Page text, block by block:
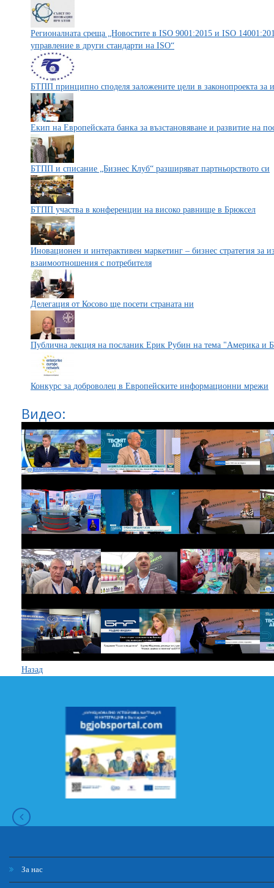
Регионалната среща „Новостите в ISO 9001:2015 и ISO
управление в други стандарти на ISO“
БТПП принципно споделя заложените цели в законопроекта
Екип на Европейската банка за възстановяване и развитие на
БТПП и списание „Бизнес Клуб“ разширяват партньорството си
БТПП участва в конференции на високо равнище в Брюксел
Иновационен и интерактивен маркетинг – бизнес стратегия за
взаимоотношения с потребителя
Делегация от Косово ще посети страната ни
Публична лекция на посланик Ерик Рубин на тема "Америка и
Конкурс за доброволец в Европейските информационни мрежи
Видео:
Назад
За нас